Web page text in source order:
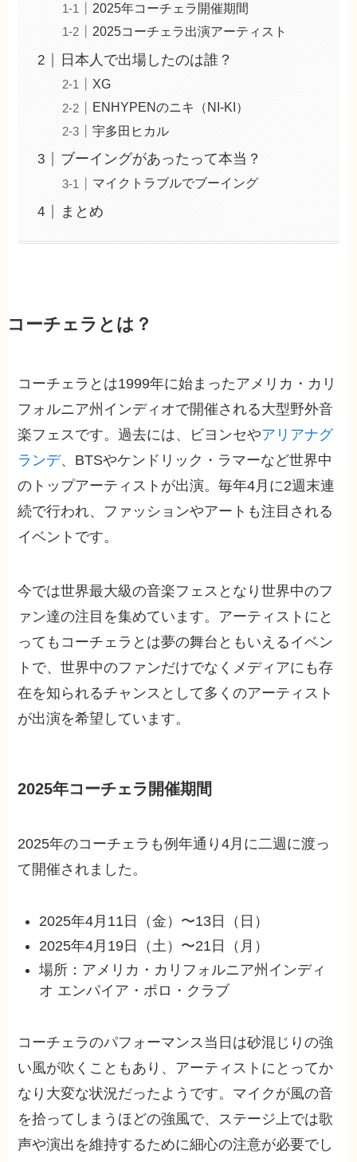
2025年コーチェラ開催期間
2025コーチェラ出演アーティスト
日本人で出場したのは誰？
XG
ENHYPENのニキ（NI-KI）
宇多田ヒカル
ブーイングがあったって本当？
マイクトラブルでブーイング
まとめ
コーチェラとは？
コーチェラとは1999年に始まったアメリカ・カリ
フォルニア州インディオで開催される大型野外音
楽フェスです。過去には、ビヨンセやアリアナグ
ランデ、BTSやケンドリック・ラマーなど世界中
のトップアーティストが出演。毎年4月に2週末連
続で行われ、ファッションやアートも注目される
イベントです。
今では世界最大級の音楽フェスとなり世界中のフ
ァン達の注目を集めています。アーティストにと
ってもコーチェラとは夢の舞台ともいえるイベン
トで、世界中のファンだけでなくメディアにも存
在を知られるチャンスとして多くのアーティスト
が出演を希望しています。
2025年コーチェラ開催期間
2025年のコーチェラも例年通り4月に二週に渡っ
て開催されました。
2025年4月11日（金）〜13日（日）
2025年4月19日（土）〜21日（月）
場所：アメリカ・カリフォルニア州インディ
オ エンパイア・ポロ・クラブ
コーチェラのパフォーマンス当日は砂混じりの強
い風が吹くこともあり、アーティストにとってか
なり大変な状況だったようです。マイクが風の音
を拾ってしまうほどの強風で、ステージ上では歌
声や演出を維持するために細心の注意が必要でし